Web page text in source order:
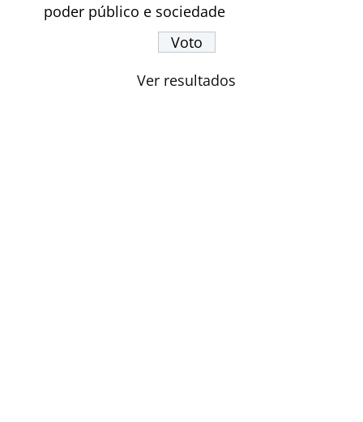
poder público e sociedade
Ver resultados